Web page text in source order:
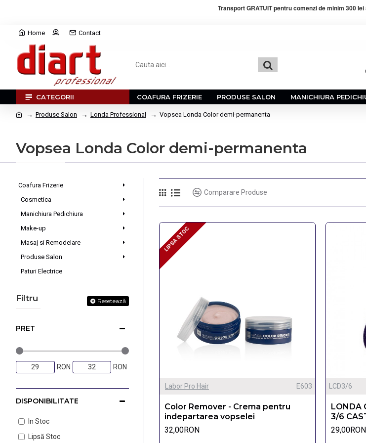
Transport GRATUIT pentru comenzi de minim 300
Home Contact
CATEGORII COAFURA FRIZERIE PRODUSE SALON MANICHIURA
Produse Salon Londa Professional Vopsea Londa Color demi-permanenta
Vopsea Londa Color demi-permanenta
Coafura Frizerie
Cosmetica
Manichiura Pedichiura
Make-up
Masaj si Remodelare
Produse Salon
Paturi Electrice
Filtru Resetează
PRET
RON RON
DISPONIBILITATE
In Stoc
Lipsă Stoc
Comparare Produse
LIPSA STOC
LIPSA STOC
Labor Pro Hair E603
Color Remover - Crema pentru
indepartarea vopselei
32,00RON
LCD3/6
LONDA
3/6
29,00RON